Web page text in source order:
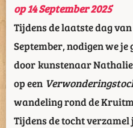
op 14 September 2025
Tijdens de laatste dag
September, nodigen we
door kunstenaar Nathalie
op een
wandeling rond de
Tijdens de tocht